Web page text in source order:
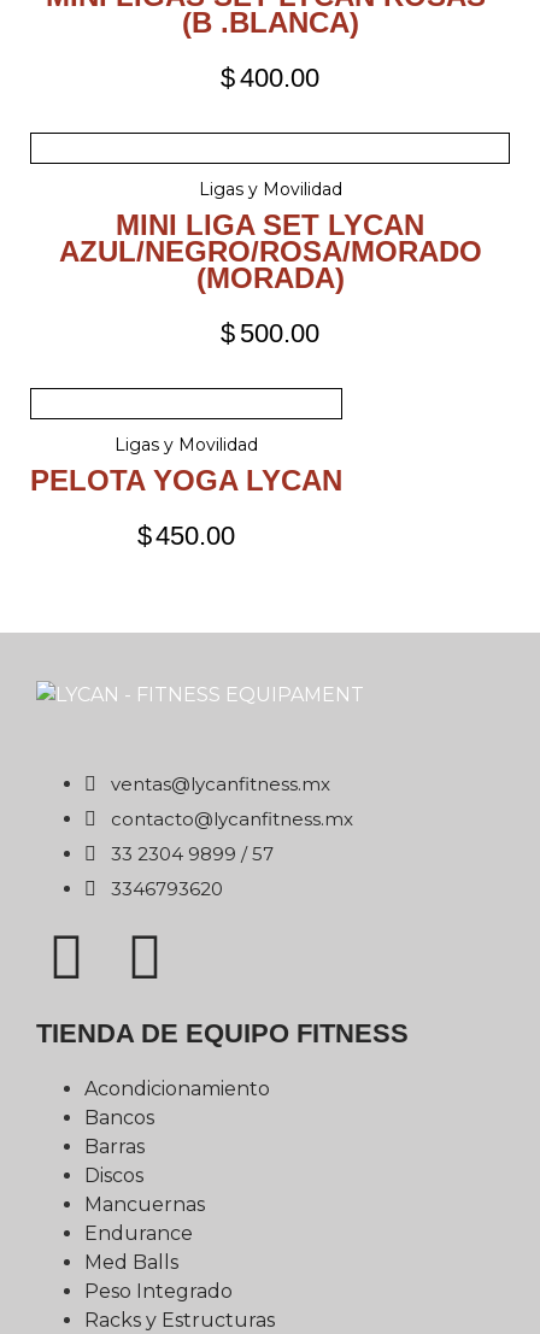
(B .BLANCA)
$400.00
Ligas y Movilidad
MINI LIGA SET LYCAN
AZUL/NEGRO/ROSA/MORADO
(MORADA)
$ 500.00
Ligas y Movilidad
PELOTA YOGA LYCAN
$450.00
xm.ssentifnacyl@satnev
xm.ssentifnacyl@otcatnoc
75 / 9989 4032 33
0263976433
TIENDA DE EQUIPO FITNESS
Acondicionamiento
Bancos
Barras
Discos
Mancuernas
Endurance
Med Balls
Peso Integrado
Racks y Estructuras